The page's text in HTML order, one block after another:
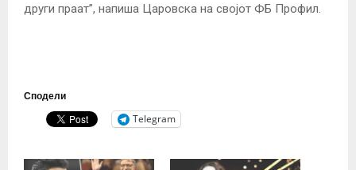
други праат”, напиша Царовска на својот ФБ Профил.
Сподели
Telegram